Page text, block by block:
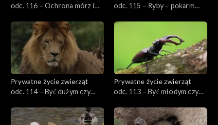
odc. 116 – Ochrona mórz i
odc. 115 – Ryby – pokarm
Prywatne życie zwierząt
odc. 114 – Być dużym czy
Prywatne życie zwierząt
odc. 113 – Być młodym czy